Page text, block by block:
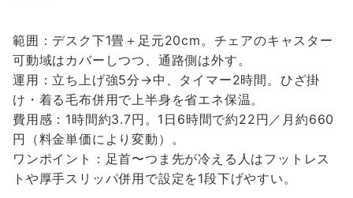
範囲：デスク下1畳＋足元20cm。チェアのキャスター
可動域はカバーしつつ、通路側は外す。
運用：立ち上げ強5分→中、タイマー2時間。ひざ掛
け・着る毛布併用で上半身を省エネ保温。
費用感：1時間約3.7円。1日6時間で約22円／月約660
円（料金単価により変動）。
ワンポイント：足首〜つま先が冷える人はフットレス
トや厚手スリッパ併用で設定を1段下げやすい。